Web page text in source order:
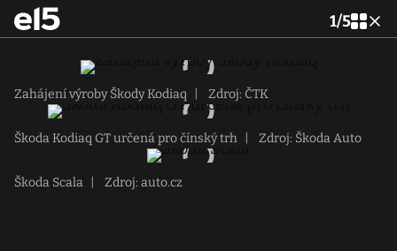
1/5
Zahájení výroby Škody Kodiaq Zdroj: ČTK
Škoda Kodiaq GT určená pro čínský trh Zdroj: Škoda Auto
Škoda Scala Zdroj: auto.cz